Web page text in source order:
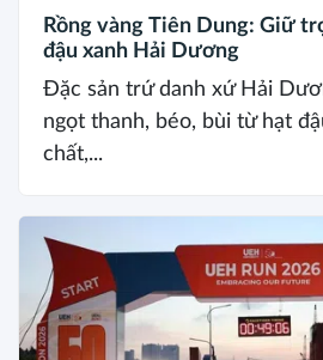
Rồng vàng Tiên Dung: Giữ
đậu xanh Hải Dương
Đặc sản trứ danh xứ Hải
ngọt thanh, béo, bùi từ hạt
chất,...